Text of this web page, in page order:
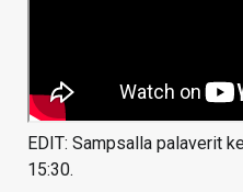
EDIT: Sampsalla palaverit
15:30.